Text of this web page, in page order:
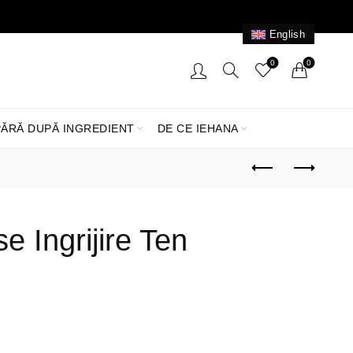
English
0 0
DUPĂ INGREDIENT DE CE IEHANA
Ingrijire Ten